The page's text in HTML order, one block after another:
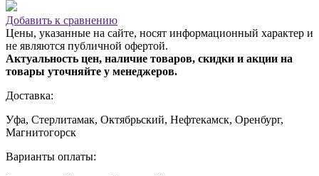
Добавить к сравнению
Цены, указанные на сайте, носят информационный характер и
не являются публичной офертой.
Актуальность цен, наличие товаров, скидки и акции на
товары уточняйте у менеджеров.
Доставка:
Уфа, Стерлитамак, Октябрьский, Нефтекамск, Оренбург,
Магнитогорск
Варианты оплаты: